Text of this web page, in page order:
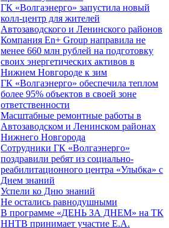
ГК «Волгаэнерго» запустила новый
колл-центр для жителей
Автозаводского и Ленинского районов
Компания En+ Group направила не
менее 660 млн рублей на подготовку
своих энергетических активов в
Нижнем Новгороде к зим
ГК «Волгаэнерго» обеспечила теплом
более 95% объектов в своей зоне
ответственности
Масштабные ремонтные работы в
Автозаводском и Ленинском районах
Нижнего Новгорода
Сотрудники ГК «Волгаэнерго»
поздравили ребят из социально-
реабилитационного центра «Улыбка» с
Днем знаний
Успели ко Дню знаний
Не остались равнодушными
В программе «ДЕНЬ ЗА ДНЕМ» на ТК
ННТВ принимает участие Е.А.